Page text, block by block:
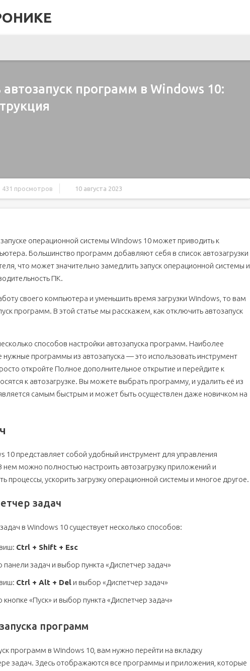
программ в Windows 10:
431 просмотров 10 августа 2023
с помощью реестра
Windows 10 или добавить в нее
Windows 10
задач
автозапуска программ в Windows 10
клавиши Win+R
через папку автозагрузки
программ в windows 10 и лишние службы. Компьютер начал тормозить.
операционной системы Windows 10 может приводить к
Большинство программ добавляют себя в список автозагрузки
что может значительно замедлить запуск операционной системы и
ПК.
своего компьютера и уменьшить время загрузки Windows, то вам
программ. В этой статье мы расскажем, как отключить автозапуск
способов настройки автозапуска программ. Наиболее
нужные программы из автозапуска — это использовать инструмент
откройте Полное дополнительное открытие и перейдите к
к автозагрузке. Вы можете выбрать программу, и удалить её из
самым быстрым и может быть осуществлен даже новичком на
10 представляет собой удобный инструмент для управления
можно полностью настроить автозагрузку приложений и
процессы, ускорить загрузку операционной системы и многое другое.
задач
в Windows 10 существует несколько способов:
Ctrl + Shift + Esc
панели задач и выбор пункта «Диспетчер задач»
Ctrl + Alt + Del и выбор «Диспетчер задач»
«Пуск» и выбор пункта «Диспетчер задач»
программ
программ в Windows 10, вам нужно перейти на вкладку
задач. Здесь отображаются все программы и приложения, которые